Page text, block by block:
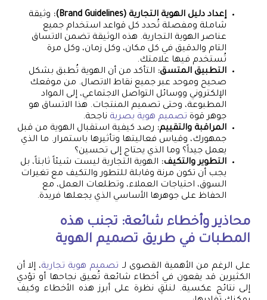
إعداد دليل الهوية التجارية (Brand Guidelines):
وثيقة
شاملة ومفصلة تُحدد كل قواعد استخدام جميع
عناصر الهوية التجارية. هذه الوثيقة تضمن الاتساق
التام والدقيق في كل مكان، وكل زمان، وكل مرة
تُستخدم فيها علامتك.
التطبيق المتسق: التأكد من أن الهوية تُطبق بشكل
صحيح وموحد عبر جميع نقاط الاتصال. من موقعك
الإلكتروني ووسائل التواصل الاجتماعي، إلى المواد
المطبوعة، وحتى تصميم المنتجات. هذا الاتساق هو
جوهر قوة تصميم هوية بصرية ناجحة.
المراقبة والتقييم: رصد كيفية استقبال الهوية من قبل
جمهورك، وقياس فعاليتها وتأثيرها باستمرار. ما الذي
يعمل جيداً؟ وما الذي يحتاج إلى تحسين؟
التطوير والتكيف: الهوية التجارية ليست شيئاً ثابتاً، بل
يجب أن تكون مرنة وقابلة للتطور والتكيف مع تغيرات
السوق، احتياجات العملاء، وتطلعات العمل، مع
الحفاظ على جوهرها الأساسي الذي يجعلها فريدة.
محاذير وأخطاء شائعة: تجنب هذه
المطبات في طريق تصميم الهوية
على الرغم من الأهمية القصوى لـ تصميم هوية تجارية، إلا أن
الكثيرين قد يقعون في أخطاء شائعة تُعيق نجاحها أو تؤدي
إلى نتائج عكسية. لنلقِ نظرة على أبرز هذه الأخطاء وكيف